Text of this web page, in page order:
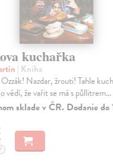
kuchařka
| Kniha
Nazdar, žrouti! Tahle
vědí, že vařit se má s půllitrem...
sklade v ČR. Dodanie do